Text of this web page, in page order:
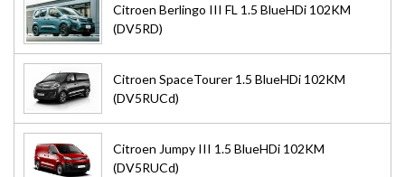
Citroen Berlingo III FL 1.5 BlueHDi 102KM
(DV5RD)
Citroen SpaceTourer 1.5 BlueHDi 102KM
(DV5RUCd)
Citroen Jumpy III 1.5 BlueHDi 102KM
(DV5RUCd)